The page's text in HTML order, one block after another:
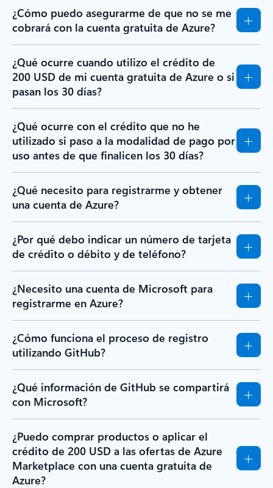
¿Cómo puedo asegurarme de que no se me
cobrará con la cuenta gratuita de Azure?
¿Qué ocurre cuando utilizo el crédito de
200 USD de mi cuenta gratuita de Azure o si
pasan los 30 días?
¿Qué ocurre con el crédito que no he
utilizado si paso a la modalidad de pago por
uso antes de que finalicen los 30 días?
¿Qué necesito para registrarme y obtener
una cuenta de Azure?
¿Por qué debo indicar un número de tarjeta
de crédito o débito y de teléfono?
¿Necesito una cuenta de Microsoft para
registrarme en Azure?
¿Cómo funciona el proceso de registro
utilizando GitHub?
¿Qué información de GitHub se compartirá
con Microsoft?
¿Puedo comprar productos o aplicar el
crédito de 200 USD a las ofertas de Azure
Marketplace con una cuenta gratuita de
Azure?